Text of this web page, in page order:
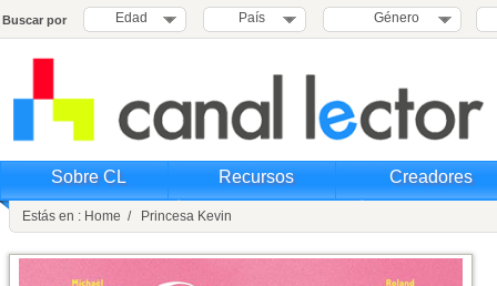
Buscar por Edad País Género
Sobre CL Recursos Creadores
Estás en : Home / Princesa Kevin